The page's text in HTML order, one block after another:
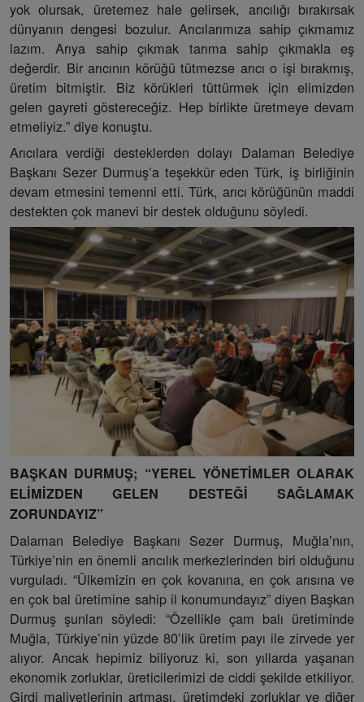
yok olursak, üretemez hale gelirsek, arıcılığı bırakırsak
dünyanın dengesi bozulur. Arıcılarımıza sahip çıkmamız
lazım. Arıya sahip çıkmak tarıma sahip çıkmakla eş
değerdir. Bir arıcının körüğü tütmezse arıcı o işi bırakmış,
üretim bitmiştir. Biz körükleri tüttürmek için elimizden
gelen gayreti göstereceğiz. Hep birlikte üretmeye devam
etmeliyiz.” diye konuştu.
Arıcılara verdiği desteklerden dolayı Dalaman Belediye
Başkanı Sezer Durmuş’a teşekkür eden Türk, iş birliğinin
devam etmesini temenni etti. Türk, arıcı körüğünün maddi
destekten çok manevi bir destek olduğunu söyledi.
BAŞKAN DURMUŞ; “YEREL YÖNETİMLER OLARAK
ELİMİZDEN GELEN DESTEĞİ SAĞLAMAK
ZORUNDAYIZ”
Dalaman Belediye Başkanı Sezer Durmuş, Muğla’nın,
Türkiye’nin en önemli arıcılık merkezlerinden biri olduğunu
vurguladı. “Ülkemizin en çok kovanına, en çok arısına ve
en çok bal üretimine sahip il konumundayız” diyen Başkan
Durmuş şunları söyledi: “Özellikle çam balı üretiminde
Muğla, Türkiye’nin yüzde 80’lik üretim payı ile zirvede yer
alıyor. Ancak hepimiz biliyoruz ki, son yıllarda yaşanan
ekonomik zorluklar, üreticilerimizi de ciddi şekilde etkiliyor.
Girdi maliyetlerinin artması, üretimdeki zorluklar ve diğer